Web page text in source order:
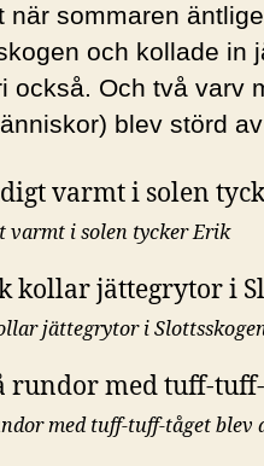
när sommaren
och kollade in
också. Och två varv
blev störd
varmt i solen tycker Erik
jättegrytor i
med tuff-tuff-tåget blev